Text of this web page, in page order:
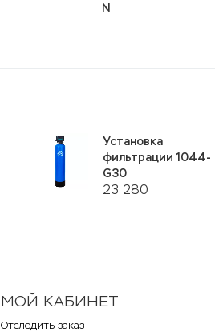
N
23 280
Установка
фильтрации 1044-
G30
МОЙ КАБИНЕТ
Отследить заказ